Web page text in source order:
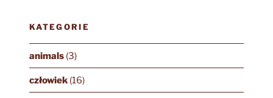
KATEGORIE
animals(3)
człowiek(16)